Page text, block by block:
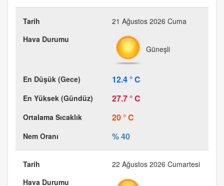
21 Ağustos 2026 Cuma
Güneşli
12.4 ° C
27.7 ° C
20 ° C
% 40
22 Ağustos 2026 Cumartesi